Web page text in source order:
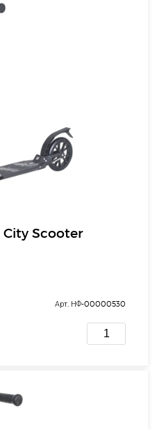
City Scooter
Арт. НФ-00000530